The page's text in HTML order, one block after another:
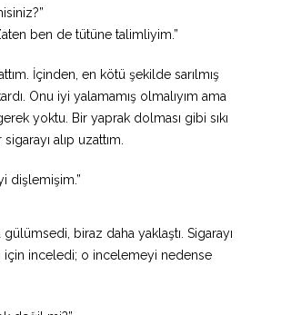
ben de tütüne talimliyim.”
İçinden, en kötü şekilde sarılmış
Onu iyi yalamamış olmalıyım ama
yoktu. Bir yaprak dolması gibi sıkı
alıp uzattım.
dişlemişim.”
gülümsedi, biraz daha yaklaştı. Sigarayı
için inceledi; o incelemeyi nedense